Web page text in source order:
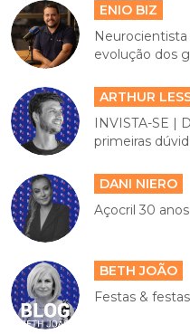
ENIO BIZ
evolução dos
ARTHUR
INVISTA-SE |
primeiras
DANI NIERO
Açocril 30 anos
BETH JOÃO
Festas & festas